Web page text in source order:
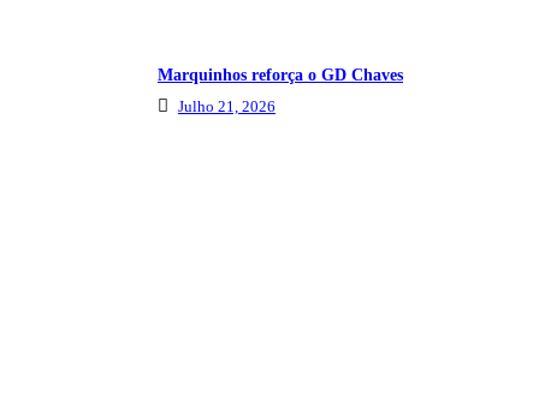
Marquinhos reforça o GD Chaves
Julho 21, 2026